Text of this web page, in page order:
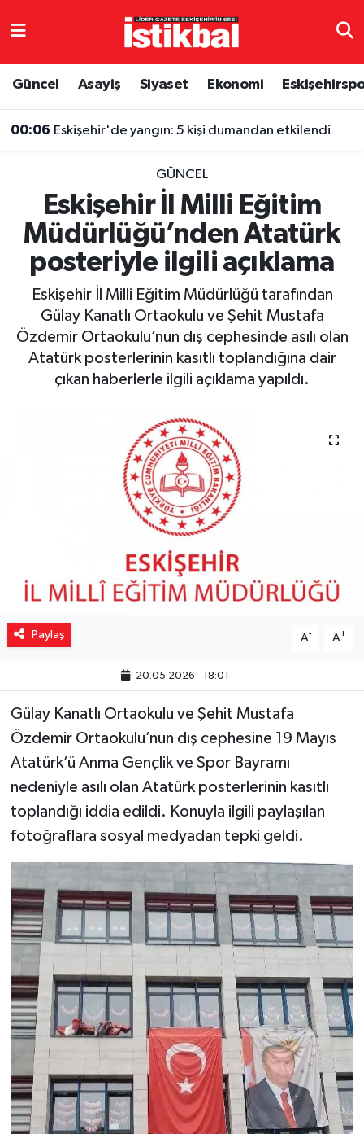
Güncel Asayiş Siyaset Ekonomi
00:06 Eskişehir'de yangın: 5 kişi dumandan etkilendi
GÜNCEL
Eskişehir İl Milli Eğitim
Müdürlüğü’nden Atatürk
posteriyle ilgili açıklama
Eskişehir İl Milli Eğitim Müdürlüğü tarafından
Gülay Kanatlı Ortaokulu ve Şehit Mustafa
Özdemir Ortaokulu’nun dış cephesinde asılı olan
Atatürk posterlerinin kasıtlı toplandığına dair
çıkan haberlerle ilgili açıklama yapıldı.
Paylaş A- A+
20.05.2026 - 18:01
Gülay Kanatlı Ortaokulu ve Şehit Mustafa
Özdemir Ortaokulu’nun dış cephesine 19 Mayıs
Atatürk’ü Anma Gençlik ve Spor Bayramı
nedeniyle asılı olan Atatürk posterlerinin kasıtlı
toplandığı iddia edildi. Konuyla ilgili paylaşılan
fotoğraflara sosyal medyadan tepki geldi.
Eskişehirspor
Spor
Eğitim
Ekonomi
Sağlık
Eskişehir Nöbetçi Eczaneler
Eskişehir Trafik Yoğunluk Haritası
TFF 3.Lig 4.Grup Puan Durumu ve Fikstür
Tüm Manşetler
Son Dakika Haberleri
Haber Arşivi